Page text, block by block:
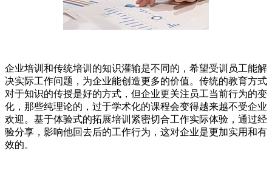
企业培训和传统培训的知识灌输是不同的，希望受训员工能解
决实际工作问题，为企业能创造更多的价值。传统的教育方式
对于知识的传授是好的方式，但企业更关注员工当前行为的变
化，那些纯理论的，过于学术化的课程会变得越来越不受企业
欢迎。基于体验式的拓展培训紧密切合工作实际体验，通过经
验分享，影响他回去后的工作行为，这对企业是更加实用和有
效的。